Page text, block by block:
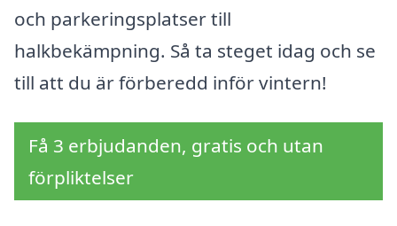
och parkeringsplatser till
halkbekämpning. Så ta steget idag och se
till att du är förberedd inför vintern!
Få 3 erbjudanden, gratis och utan
förpliktelser